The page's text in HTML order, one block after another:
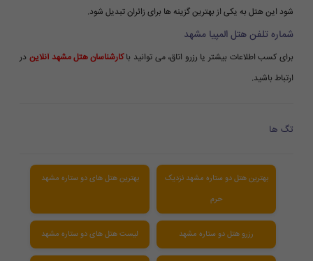
شود این هتل به یکی از بهترین گزینه ها برای زائران تبدیل شود.
شماره تلفن هتل المپیا مشهد
برای کسب اطلاعات بیشتر یا رزرو اتاق، می توانید باکارشناسان هتل مشهد آنلاین در
ارتباط باشید.
تگ ها
بهترین هتل دو ستاره مشهد نزدیک
حرم
بهترین هتل های دو ستاره مشهد
رزرو هتل دو ستاره مشهد لیست هتل های دو ستاره مشهد